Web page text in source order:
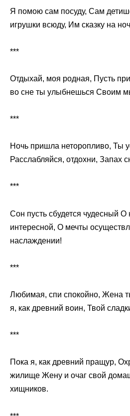
Я помою сам посуду, Сам
игрушки всюду, Им сказку на
***
Отдыхай, моя родная, Пусть
во сне ты улыбнешься Своим
***
Ночь пришла неторопливо, Ты
Расслабляйся, отдохни, Запах
***
Сон пусть сбудется чудесный О
интересной, О мечты
наслаждении!
***
Любимая, спи спокойно, Жена
я, как древний воин, Твой
***
Пока я, как древний пращур,
жилище Жену и очаг свой
хищников.